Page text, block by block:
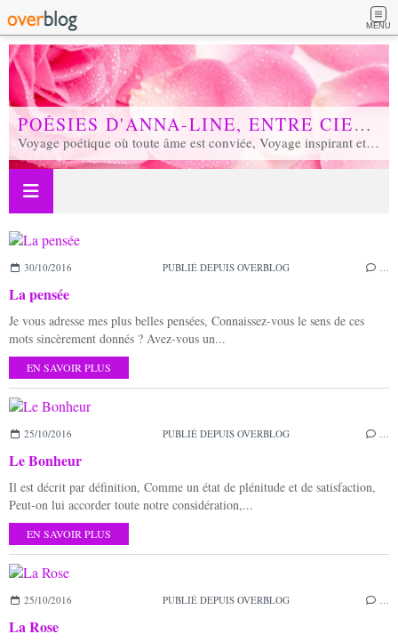
MENU
POÉSIES D'ANNA-LINE, ENTRE CIEL ET TERRE...
Voyage poétique où toute âme est conviée, Voyage inspirant et inspiré, Voyage en soi et d'unité, Voyage au coeur de notre réalité...
30/10/2016 PUBLIÉ DEPUIS OVERBLOG
La pensée
Je vous adresse mes plus belles pensées, Connaissez-vous le sens de ces
mots sincèrement donnés ? Avez-vous un...
EN SAVOIR PLUS
25/10/2016 PUBLIÉ DEPUIS OVERBLOG
Le Bonheur
Il est décrit par définition, Comme un état de plénitude et de satisfaction,
Peut-on lui accorder toute notre considération,...
EN SAVOIR PLUS
25/10/2016 PUBLIÉ DEPUIS OVERBLOG
La Rose